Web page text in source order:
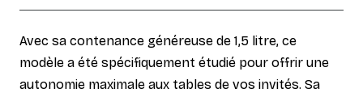
Avec sa contenance généreuse de 1,5 litre, ce
modèle a été spécifiquement étudié pour offrir une
autonomie maximale aux tables de vos invités. Sa